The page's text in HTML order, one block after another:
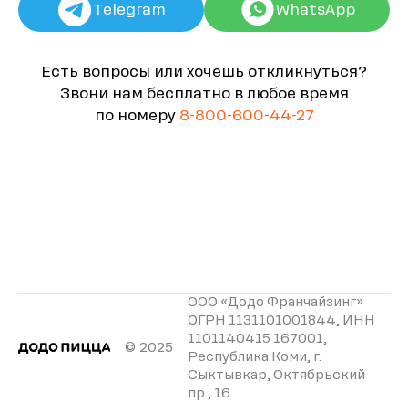
Telegram WhatsApp
Есть вопросы или хочешь откликнуться?
Звони нам бесплатно в любое время
по номеру 8-800-600-44-27
© 2025
ООО «Додо Франчайзинг»
ОГРН 1131101001844, ИНН
1101140415 167001,
Республика Коми, г.
Сыктывкар, Октябрьский
пр., 16